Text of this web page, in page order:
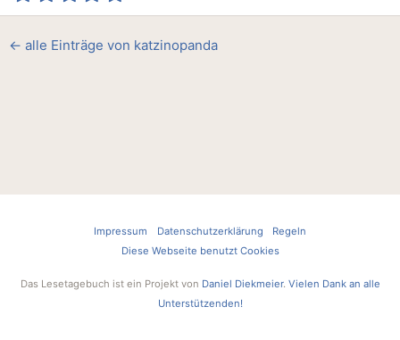
← alle Einträge von katzinopanda
Impressum Datenschutzerklärung
Regeln
Diese Webseite benutzt Cookies
Das Lesetagebuch ist ein Projekt von Daniel Diekmeier. Vielen Dank an alle
Unterstützenden!